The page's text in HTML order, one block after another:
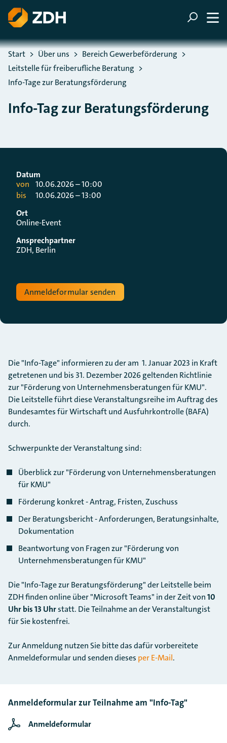
ZUM HAUPTINHALT SPRINGEN
ZUR SUCHE SPRINGEN
Sie befinden sich hier:
Start Über uns
Bereich Gewerbeförderung
Leitstelle für freiberufliche Beratung
Info-Tage zur Beratungsförderung
Info-Tag zur Beratungsförderung
Datum
von
10.06.2026 – 10:00
bis
10.06.2026 – 13:00
Ort
Online-Event
Ansprechpartner
ZDH, Berlin
Anmeldeformular senden
Die "Info-Tage" informieren zu der am 1. Januar 2023 in Kraft
getretenen und bis 31. Dezember 2026 geltenden Richtlinie
zur "Förderung von Unternehmensberatungen für KMU".
Die Leitstelle führt diese Veranstaltungsreihe im Auftrag des
Bundesamtes für Wirtschaft und Ausfuhrkontrolle (BAFA)
durch.
Schwerpunkte der Veranstaltung sind:
Überblick zur "Förderung von Unternehmensberatungen
für KMU"
Förderung konkret - Antrag, Fristen, Zuschuss
Der Beratungsbericht - Anforderungen, Beratungsinhalte,
Dokumentation
Beantwortung von Fragen zur "Förderung von
Unternehmensberatungen für KMU"
Die "Info-Tage zur Beratungsförderung" der Leitstelle beim
ZDH finden online über "Microsoft Teams" in der Zeit von10
Uhr bis 13 Uhrstatt. Die Teilnahme an der Veranstaltungist
für Sie kostenfrei.
Zur Anmeldung nutzen Sie bitte das dafür vorbereitete
Anmeldeformular und senden dieses per E-Mail.
Anmeldeformular zur Teilnahme am "Info-Tag"
Anmeldeformular